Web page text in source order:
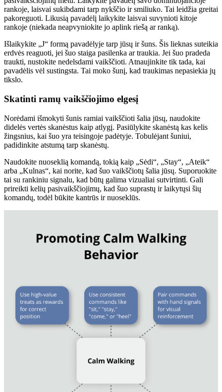
rankoje, laisvai sukibdami tarp nykščio ir smiliuko. Tai leidžia greitai
pakoreguoti. Likusią pavadėlį laikykite laisvai suvynioti kitoje
rankoje (niekada neapvyniokite jo aplink riešą ar ranką).
Išlaikykite „J“ formą pavadėlyje tarp jūsų ir šuns. Šis lieknas suteikia
erdvės reaguoti, jei šuo staiga pasilenka ar traukia. Jei šuo pradeda
traukti, nustokite nedelsdami vaikščioti. Atnaujinkite tik tada, kai
pavadėlis vėl sustingsta. Tai moko šunį, kad traukimas nepasiekia jų
tikslo.
Skatinti ramų vaikščiojimo elgesį
Norėdami išmokyti šunis ramiai vaikščioti šalia jūsų, naudokite
didelės vertės skanėstus kaip atlygį. Pasiūlykite skanėstą kas kelis
žingsnius, kai šuo yra teisingoje padėtyje. Tobulėjant šuniui,
padidinkite atstumą tarp skanėstų.
Naudokite nuoseklią komandą, tokią kaip „Sėdi“, „Stay“, „Ateik“
arba „Kulnas“, kai norite, kad šuo vaikščiotų šalia jūsų. Suporuokite
tai su rankiniu signalu, kad būtų galima vizualiai sutvirtinti. Gali
prireikti kelių pasivaikščiojimų, kad šuo suprastų ir laikytųsi šių
komandų, todėl būkite kantrūs ir nuoseklūs.